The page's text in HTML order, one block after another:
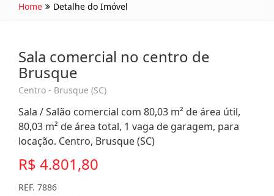
Home Detalhe do Imóvel
Sala comercial no centro de
Brusque
Centro - Brusque (SC)
Sala / Salão comercial com 80,03 m² de área útil,
80,03 m² de área total, 1 vaga de garagem, para
locação. Centro, Brusque (SC)
R$ 4.801,80
REF. 7886